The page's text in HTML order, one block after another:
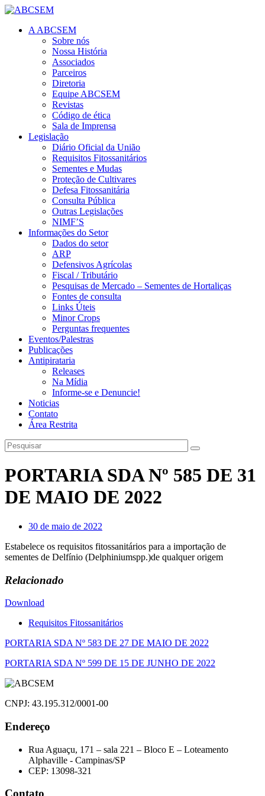
A ABCSEM
Sobre nós
Nossa História
Associados
Parceiros
Diretoria
Equipe ABCSEM
Revistas
Código de ética
Sala de Imprensa
Legislação
Diário Oficial da União
Requisitos Fitossanitários
Sementes e Mudas
Proteção de Cultivares
Defesa Fitossanitária
Consulta Pública
Outras Legislações
NIMF’S
Informações do Setor
Dados do setor
ARP
Defensivos Agrícolas
Fiscal / Tributário
Pesquisas de Mercado – Sementes de Hortaliças
Fontes de consulta
Links Úteis
Minor Crops
Perguntas frequentes
Eventos/Palestras
Publicações
Antipirataria
Releases
Na Mídia
Informe-se e Denuncie!
Noticias
Contato
Área Restrita
PORTARIA SDA Nº 585 DE 31
DE MAIO DE 2022
30 de maio de 2022
Estabelece os requisitos fitossanitários para a importação de
sementes de Delfínio (Delphiniumspp.)de qualquer origem
Relacionado
Download
Requisitos Fitossanitários
Navegação
de
Post
PORTARIA SDA Nº 583 DE 27 DE MAIO DE 2022
PORTARIA SDA Nº 599 DE 15 DE JUNHO DE 2022
CNPJ: 43.195.312/0001-00
Endereço
Rua Aguaçu, 171 – sala 221 – Bloco E – Loteamento
Alphaville - Campinas/SP
CEP: 13098-321